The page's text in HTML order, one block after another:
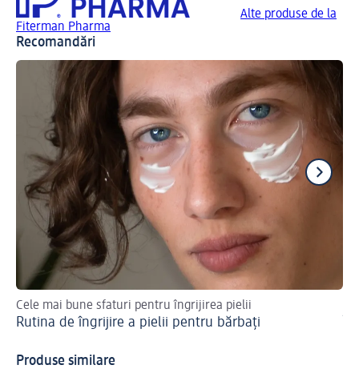
Alte produse de la
Fiterman Pharma
Recomandări
Cele mai bune sfaturi pentru îngrijirea pielii
Rutina de îngrijire a pielii pentru bărbați
Produse similare